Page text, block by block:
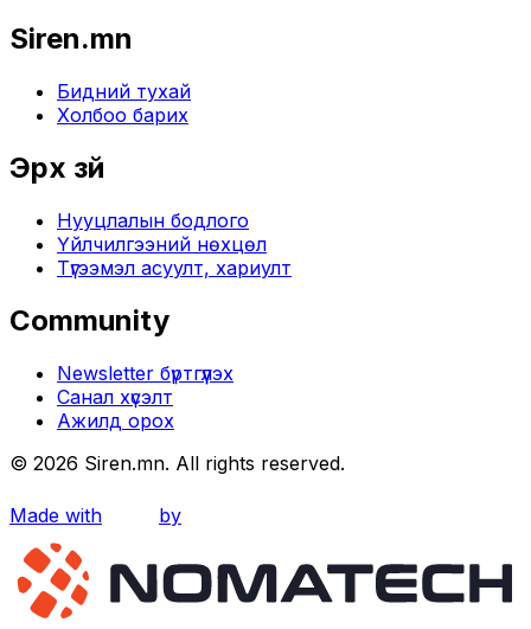
Siren.mn
Бидний тухай
Холбоо барих
Эрх зүй
Нууцлалын бодлого
Үйлчилгээний нөхцөл
Түгээмэл асуулт, хариулт
Community
Newsletter бүртгүүлэх
Санал хүсэлт
Ажилд орох
© 2026 Siren.mn. All rights reserved.
Made with by